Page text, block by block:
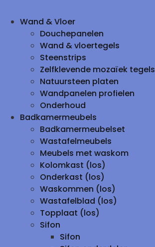
Wand & Vloer
Douchepanelen
Wand & vloertegels
Steenstrips
Zelfklevende mozaïek tegels
Natuursteen platen
Wandpanelen profielen
Onderhoud
Badkamermeubels
Badkamermeubelset
Wastafelmeubels
Meubels met waskom
Kolomkast (los)
Onderkast (los)
Waskommen (los)
Wastafelblad (los)
Topplaat (los)
Sifon
Sifon